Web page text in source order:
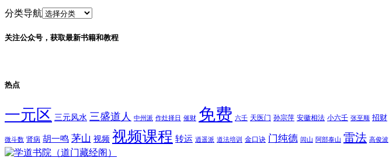
分类导航
关注公众号，获取最新书籍和教程
热点
一元区 三元风水 三盛道人 中州派 作灶择日 催财 免费 六壬 天医门 孙宗萍 安徽相法 小六壬 张至顺 招财
微斗数 肾病 胡一鸣 茅山 视频 视频课程 转运 逍遥派 道法培训 金口诀 门纯德 闾山 阿部泰山 雷法 高俊波